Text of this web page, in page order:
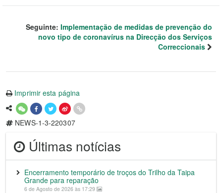
Seguinte: Implementação de medidas de prevenção do
novo tipo de coronavírus na Direcção dos Serviços
Correccionais
Imprimir esta página
NEWS-1-3-220307
Últimas notícias
Encerramento temporário de troços do Trilho da Taipa
Grande para reparação
6 de Agosto de 2026 às 17:29